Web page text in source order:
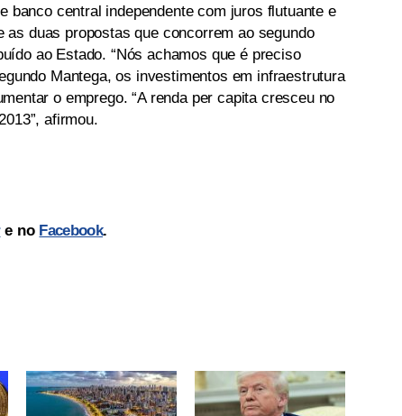
banco central independente com juros flutuante e
duas propostas que concorrem ao segundo
ao Estado. “Nós achamos que é preciso
Mantega, os investimentos em infraestrutura
o emprego. “A renda per capita cresceu no
afirmou.
e no Facebook.